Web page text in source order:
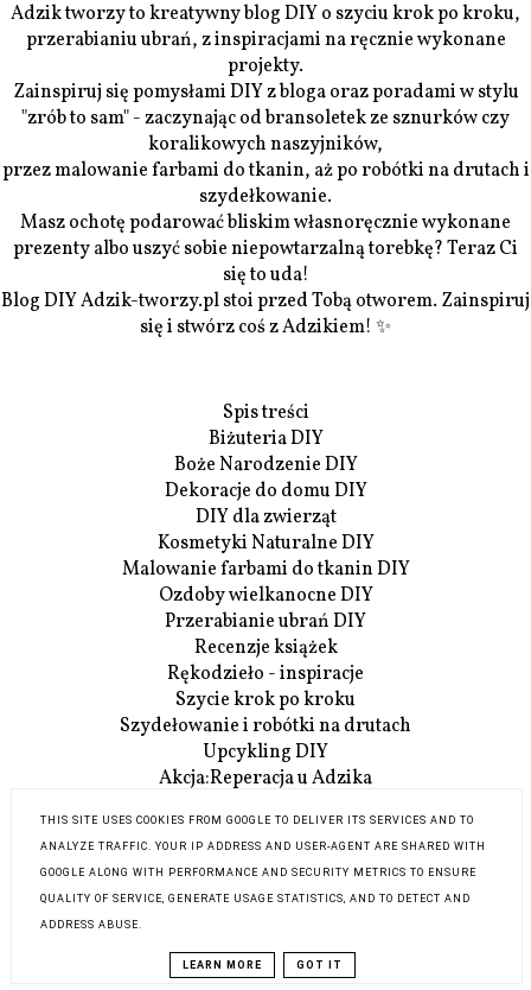
Adzik tworzy to kreatywny blog DIY o szyciu krok po kroku,
przerabianiu ubrań, z inspiracjami na ręcznie wykonane
projekty.
Zainspiruj się pomysłami DIY z bloga oraz poradami w stylu
"zrób to sam" - zaczynając od bransoletek ze sznurków czy
koralikowych naszyjników,
przez malowanie farbami do tkanin, aż po robótki na drutach i
szydełkowanie.
Masz ochotę podarować bliskim własnoręcznie wykonane
prezenty albo uszyć sobie niepowtarzalną torebkę? Teraz Ci
się to uda!
Blog DIY Adzik-tworzy.pl stoi przed Tobą otworem. Zainspiruj
się i stwórz coś z Adzikiem! ✨
Spis treści
Biżuteria DIY
Boże Narodzenie DIY
Dekoracje do domu DIY
DIY dla zwierząt
Kosmetyki Naturalne DIY
Malowanie farbami do tkanin DIY
Ozdoby wielkanocne DIY
Przerabianie ubrań DIY
Recenzje książek
Rękodzieło - inspiracje
Szycie krok po kroku
Szydełowanie i robótki na drutach
Upcykling DIY
Akcja:Reperacja u Adzika
O mnie
Współpraca
Kontakt
BLOG DIY ADZIK-
THIS SITE USES COOKIES FROM GOOGLE TO DELIVER ITS SERVICES AND TO
ANALYZE TRAFFIC. YOUR IP ADDRESS AND USER-AGENT ARE SHARED WITH
GOOGLE ALONG WITH PERFORMANCE AND SECURITY METRICS TO ENSURE
QUALITY OF SERVICE, GENERATE USAGE STATISTICS, AND TO DETECT AND
ADDRESS ABUSE.
LEARN MORE GOT IT